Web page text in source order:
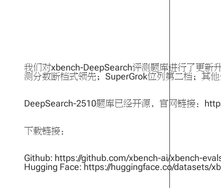
我们对xbench-DeepSearch评测题库进行了更新
测分数断档式领先；SuperGrok位列第二档；其
DeepSearch-2510题库已经开源，官网链接：
下载链接：
Github: https://github.com/xbench-ai/xbench-
Hugging Face: https://huggingface.co/datasets/